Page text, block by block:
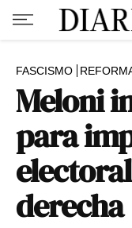
FASCISMO
Meloni
para
derecha